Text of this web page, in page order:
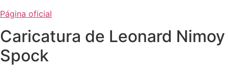
Página oficial
Caricatura de Leonard Nimoy
Spock